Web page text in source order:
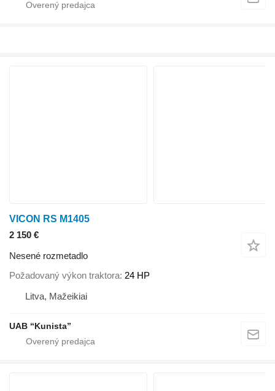
VICON RS M1405
2 150 €
Nesené rozmetadlo
Požadovaný výkon traktora 24 HP
Litva, Mažeikiai
UAB “Kunista”